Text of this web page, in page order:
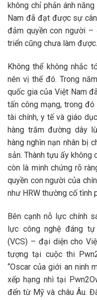
không chỉ phản ánh
Nam đã đạt được sự
đảm quyền con người –
triển cũng chưa làm được.
Không thể không nhắc
nên vị thế đó. Trong
quốc gia của Việt Nam
tấn công mạng, trong
tài chính, y tế và giáo
hàng trăm đường dây
hàng nghìn nạn nhân bị
sản. Thành tựu ấy không
còn là minh chứng rõ
quyền con người của
như HRW thường cố tình
Bên cạnh nỗ lực chính
lực công nghệ đáng
(VCS) – đại diện cho
tượng tại cuộc thi
“Oscar của giới an ninh
xếp hạng nhì tại
đến từ Mỹ và châu Âu.